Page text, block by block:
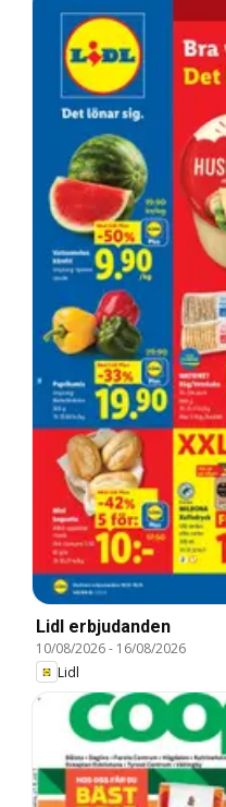
Lidl erbjudanden
10/08/2026- 16/08/2026
Lidl